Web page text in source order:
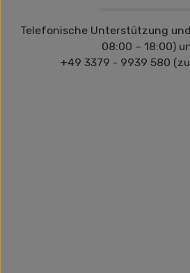
Telefonische Unterstützung
08:00 – 18:00)
+49 3379 - 9939 580